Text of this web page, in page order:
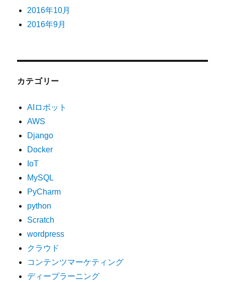
2016年10月
2016年9月
カテゴリー
AIロボット
AWS
Django
Docker
IoT
MySQL
PyCharm
python
Scratch
wordpress
クラウド
コンテンツマーケティング
ディープラーニング